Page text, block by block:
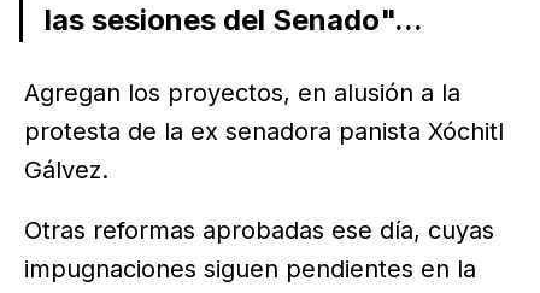
las sesiones del Senado"...
Agregan los proyectos, en alusión a la
protesta de la ex senadora panista Xóchitl
Gálvez.
Otras reformas aprobadas ese día, cuyas
impugnaciones siguen pendientes en la